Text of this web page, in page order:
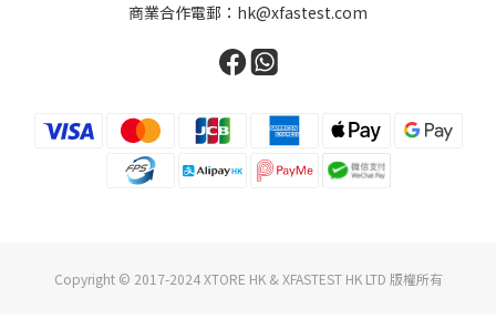
商業合作電郵：hk@xfastest.com
Copyright © 2017-2024 XTORE HK & XFASTEST HK LTD 版權所有